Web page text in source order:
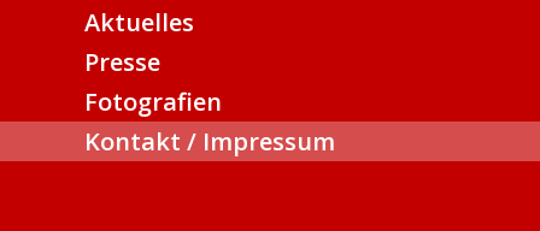
Sonstige Texte
Vorträge
Aktuelles
Presse
Fotografien
China
Kontakt / Impressum